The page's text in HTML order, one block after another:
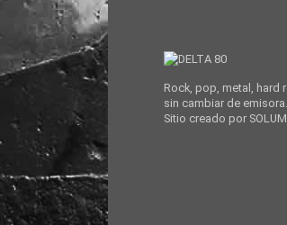
Rock, pop, metal, hard
sin cambiar de emisora.
Sitio creado por